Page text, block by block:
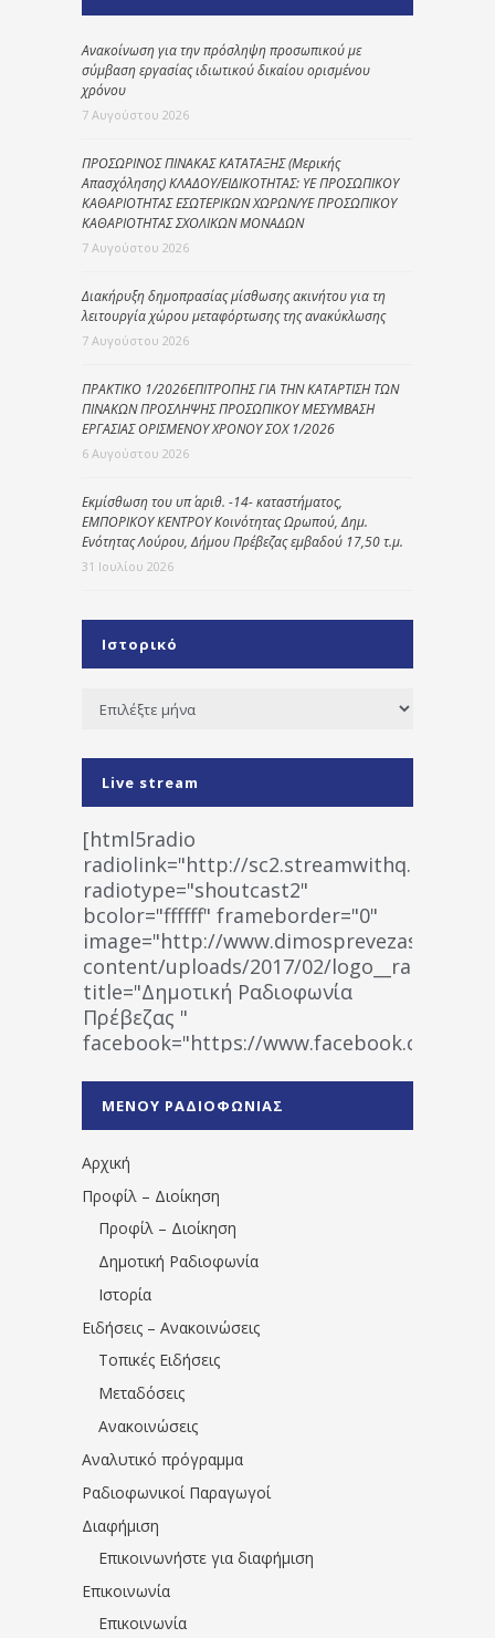
Ανακοίνωση για την πρόσληψη προσωπικού με
σύμβαση εργασίας ιδιωτικού δικαίου ορισμένου
χρόνου
7 Αυγούστου 2026
ΠΡΟΣΩΡΙΝΟΣ ΠΙΝΑΚΑΣ ΚΑΤΑΤΑΞΗΣ (Μερικής
Απασχόλησης) ΚΛΑΔΟΥ/ΕΙΔΙΚΟΤΗΤΑΣ: ΥΕ ΠΡΟΣΩΠΙΚΟΥ
ΚΑΘΑΡΙΟΤΗΤΑΣ ΕΣΩΤΕΡΙΚΩΝ ΧΩΡΩΝ/ΥΕ ΠΡΟΣΩΠΙΚΟΥ
ΚΑΘΑΡΙΟΤΗΤΑΣ ΣΧΟΛΙΚΩΝ ΜΟΝΑΔΩΝ
7 Αυγούστου 2026
Διακήρυξη δημοπρασίας μίσθωσης ακινήτου για τη
λειτουργία χώρου μεταφόρτωσης της ανακύκλωσης
7 Αυγούστου 2026
ΠΡΑΚΤΙΚΟ 1/2026ΕΠΙΤΡΟΠΗΣ ΓΙΑ ΤΗΝ ΚΑΤΑΡΤΙΣΗ ΤΩΝ
ΠΙΝΑΚΩΝ ΠΡΟΣΛΗΨΗΣ ΠΡΟΣΩΠΙΚΟΥ ΜΕΣΥΜΒΑΣΗ
ΕΡΓΑΣΙΑΣ ΟΡΙΣΜΕΝΟΥ ΧΡΟΝΟΥ ΣΟΧ 1/2026
6 Αυγούστου 2026
Εκμίσθωση του υπ΄ αριθ. -14- καταστήματος,
ΕΜΠΟΡΙΚΟΥ ΚΕΝΤΡΟΥ Κοινότητας Ωρωπού, Δημ.
Ενότητας Λούρου, Δήμου Πρέβεζας εμβαδού 17,50 τ.μ.
31 Ιουλίου 2026
Ιστορικό
Ιστορικό
Live stream
[html5radio
radiolink="http://
radiotype="shoutcast2"
bcolor="ffffff" frameborder="0"
image="http://www.dimosprevezas.gr/wp-
content/uploads/2017/02/
title="Δημοτική Ραδιοφωνία
Πρέβεζας "
facebook="https://www.facebook.com/
1531194763766854/" artist="" ]
ΜΕΝΟΥ ΡΑΔΙΟΦΩΝΙΑΣ
Αρχική
Προφίλ – Διοίκηση
Προφίλ – Διοίκηση
Δημοτική Ραδιοφωνία
Ιστορία
Ειδήσεις – Ανακοινώσεις
Τοπικές Ειδήσεις
Μεταδόσεις
Ανακοινώσεις
Αναλυτικό πρόγραμμα
Ραδιοφωνικοί Παραγωγοί
Διαφήμιση
Επικοινωνήστε για διαφήμιση
Επικοινωνία
Επικοινωνία